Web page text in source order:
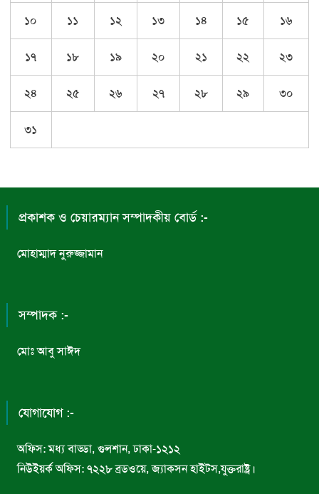
১০ ১১ ১২ ১৩ ১৪ ১৫ ১৬
১৭ ১৮ ১৯ ২০ ২১ ২২ ২৩
২৪ ২৫ ২৬ ২৭ ২৮ ২৯ ৩০
৩১
প্রকাশক ও চেয়ারম্যান সম্পাদকীয় বোর্ড :-
মোহাম্মাদ নুরুজ্জামান
সম্পাদক :-
মোঃ আবু সাঈদ
যোগাযোগ :-
অফিস: মধ্য বাড্ডা, গুলশান, ঢাকা-১২১২
নিউইয়র্ক অফিস: ৭২২৮ ব্রডওয়ে, জ্যাকসন হাইটস,যুক্তরাষ্ট্র।